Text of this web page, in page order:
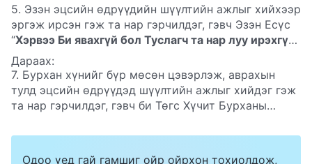
5. Эзэн эцсийн өдрүүдийн шүүлтийн ажлыг хийхээр
эргэж ирсэн гэж та нар гэрчилдэг, гэвч Эзэн Есүс
“Хэрвээ Би явахгүй бол Туслагч та нар луу ирэхгүй;
харин Би явбал Түүнийг та нар луу илгээнэ. Ирэх
үедээ Тэр нүгэл, зөв шударга байдал болон
шүүлтийн талаар дэлхийг зэмлэнэ”(Иохан 16:7–8)
гэж хэлсэн. Эзэн Есүс амилж, дээш гарсны дараа
Ариун Сүнс Пентэкостын үеэр хүн дээр
Дараах:
7. Бурхан хүнийг бүр мөсөн цэвэрлэж, аврахын
тулд эцсийн өдрүүдэд шүүлтийн ажлыг хийдэг гэж
та нар гэрчилдэг, гэвч би Төгс Хүчит Бурханы
зарим нь нэлээд хатуу үг байдаг—хүнийг яллаж,
Одоо үед гай гамшиг ойр ойрхон тохиолдож,